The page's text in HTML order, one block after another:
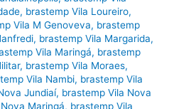
, brastemp Vila Loureiro,
Vila M Genoveva, brastemp
, brastemp Vila Margarida,
Vila Maringá, brastemp
, brastemp Vila Moraes,
Vila Nambi, brastemp Vila
Jundiaí, brastemp Vila Nova
Maringá, brastemp Vila